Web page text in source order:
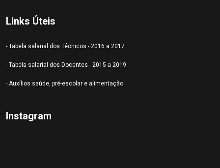
Links Úteis
- Tabela salarial dos Técnicos - 2016 a 2017
- Tabela salarial dos Docentes - 2015 a 2019
- Auxílios saúde, pré-escolar e alimentação
Instagram